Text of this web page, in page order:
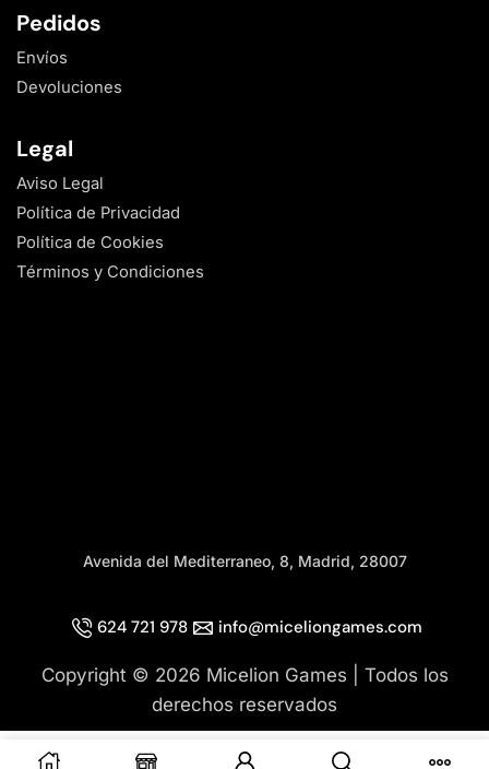
Pedidos
Envíos
Devoluciones
Legal
Aviso Legal
Política de Privacidad
Política de Cookies
Términos y Condiciones
Avenida del Mediterraneo, 8, Madrid, 28007
Copyright © 2026 Micelion Games | Todos los
derechos reservados
624 721 978 info@miceliongames.com